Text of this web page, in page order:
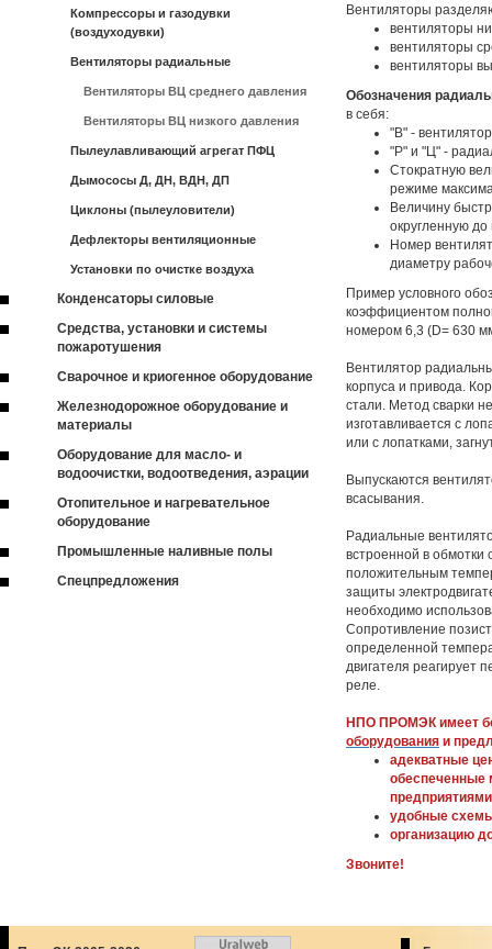
Компрессоры и газодувки
(воздуходувки)
Вентиляторы радиальные
Вентиляторы ВЦ среднего давления
Вентиляторы ВЦ низкого давления
Пылеулавливающий агрегат ПФЦ
Дымососы Д, ДН, ВДН, ДП
Циклоны (пылеуловители)
Дефлекторы вентиляционные
Установки по очистке воздуха
Конденсаторы силовые
Средства, установки и системы
пожаротушения
Сварочное и криогенное оборудование
Железнодорожное оборудование и
материалы
Оборудование для масло- и
водоочистки, водоотведения, аэрации
Отопительное и нагревательное
оборудование
Промышленные наливные полы
Спецпредложения
Вентиляторы
вентиляторы
вентиляторы
вентиляторы
Обозначения
в себя:
"В" -
"Р" и "Ц" -
Стократную
режиме
Величину
округленную до
Номер
диаметру
Пример условного
коэффициентом
номером 6,3 (D= 630
Вентилятор
корпуса и привода.
стали. Метод сварки
изготавливается с
или с лопатками,
Выпускаются
всасывания.
Радиальные
встроенной в обмотки
положительным
защиты
необходимо
Сопротивление
определенной
двигателя реагирует
реле.
НПО ПРОМЭК имеет
оборудования и
адекватные
обеспеченные
удобные
организацию
Звоните!